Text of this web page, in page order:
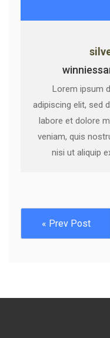
Lorem ipsum
adipiscing elit, sed
labore et dolore
veniam, quis
nisi ut aliquip
« Prev Post